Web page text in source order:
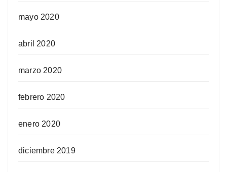
mayo 2020
abril 2020
marzo 2020
febrero 2020
enero 2020
diciembre 2019